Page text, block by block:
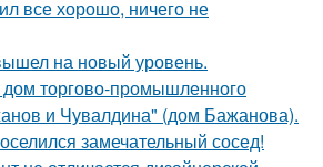
все хорошо, ничего не
на новый уровень.
торгово-промышленного
и Чувалдина" (дом Бажанова).
замечательный сосед!